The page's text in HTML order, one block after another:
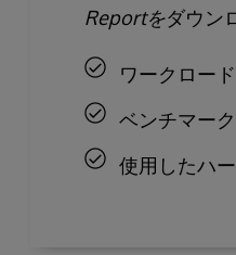
Reportをダウン
ワークロー
ベンチマー
使用したハ